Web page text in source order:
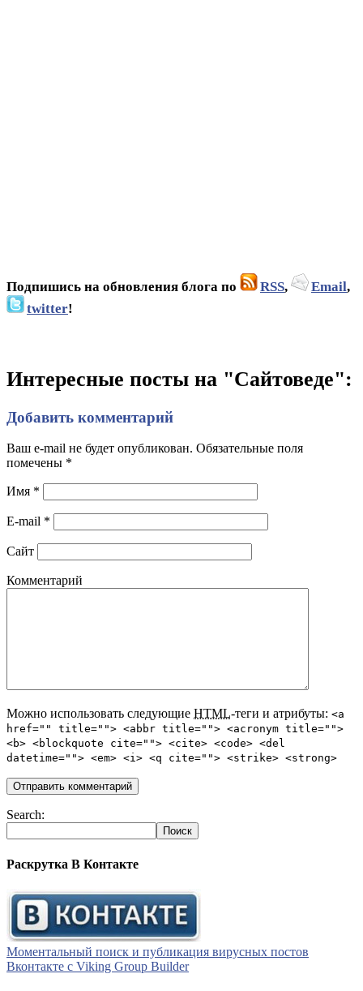
Подпишись на обновления блога по RSS, Email,
twitter!
Интересные посты на "Сайтоведе":
Добавить комментарий
Ваш e-mail не будет опубликован. Обязательные поля
помечены *
Имя *
E-mail *
Сайт
Комментарий
Можно использовать следующие HTML-теги и атрибуты: <a
href="" title=""> <abbr title=""> <acronym title="">
<b> <blockquote cite=""> <cite> <code> <del
datetime=""> <em> <i> <q cite=""> <strike> <strong>
Search:
Раскрутка В Контакте
Моментальный поиск и публикация вирусных постов
Вконтакте с Viking Group Builder